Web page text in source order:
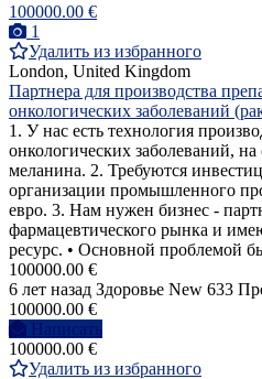
100000.00 €
1
Удалить из избранного
London, United Kingdom
Партнера для производства
онкологических заболеваний
1. У нас есть технология
онкологических заболеваний,
меланина. 2. Требуются
организации промышленного
евро. 3. Нам нужен бизнес -
фармацевтического рынка и
ресурс. • Основной проблемой
100000.00 €
6 лет назад Здоровье New 633
100000.00 €
Написать
100000.00 €
Удалить из избранного